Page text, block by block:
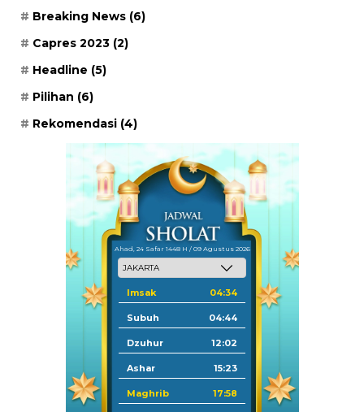
Breaking News (6)
Capres 2023 (2)
Headline (5)
Pilihan (6)
Rekomendasi (4)
Ahad, 24 Safar 1448 H / 09 Agustus 2026
Imsak 04:34
Subuh 04:44
Dzuhur 12:02
Ashar 15:23
Maghrib 17:58